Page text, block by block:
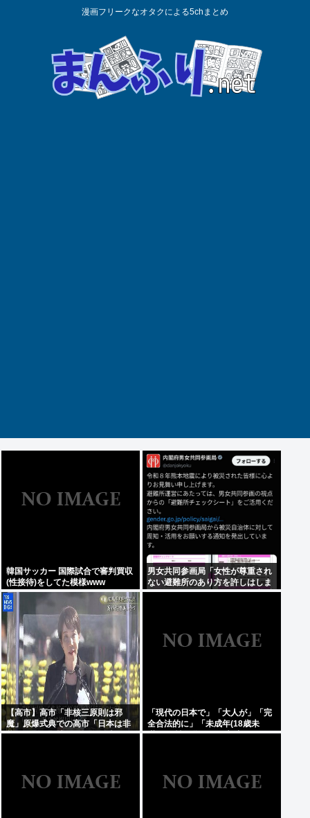
漫画フリークなオタクによる5chまとめ
韓国サッカー 国際試合で審判買収
(性接待)をしてた模様www
男女共同参画局「女性が尊重され
ない避難所のあり方を許しはしま
せん、このチェックシートを必ず
【高市】高市「非核三原則は邪
魔」原爆式典での高市「日本は非
核三原則を堅持しており、唯一の
「現代の日本で」「大人が」「完
全合法的に」「未成年(18歳未
満)」と性行為をする方法ってある